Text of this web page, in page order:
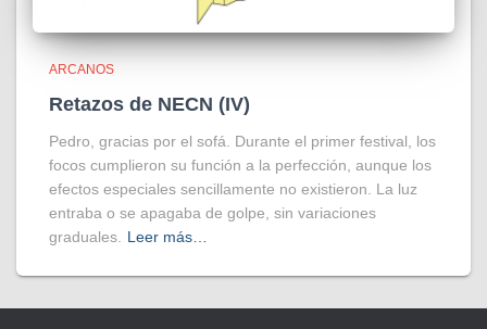
ARCANOS
Retazos de NECN (IV)
Pedro, gracias por el sofá. Durante el primer festival, los
focos cumplieron su función a la perfección, aunque los
efectos especiales sencillamente no existieron. La luz
entraba o se apagaba de golpe, sin variaciones
graduales. Leer más…